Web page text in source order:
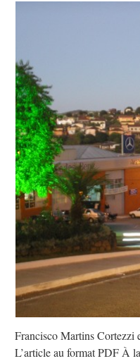
Francisco Martins
L’article au format PDF À